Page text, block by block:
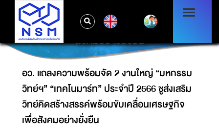
อว. แถลงความพร้อมจัด 2 งานใหญ่ “มหกรรม
วิทย์ฯ” “เทคโนมาร์ท” ประจำปี 2566 ชูส่งเสริม
วิทย์คิดสร้างสรรค์พร้อมขับเคลื่อนเศรษฐกิจเพื่อ
สังคมอย่างยั่งยืน
อว. แถลงความพร้อมจัด 2 งานใหญ่ “มหกรรม
วิทย์ฯ” “เทคโนมาร์ท” ประจำปี 2566 ชูส่งเสริม
วิทย์คิดสร้างสรรค์พร้อมขับเคลื่อนเศรษฐกิจ
เพื่อสังคมอย่างยั่งยืน